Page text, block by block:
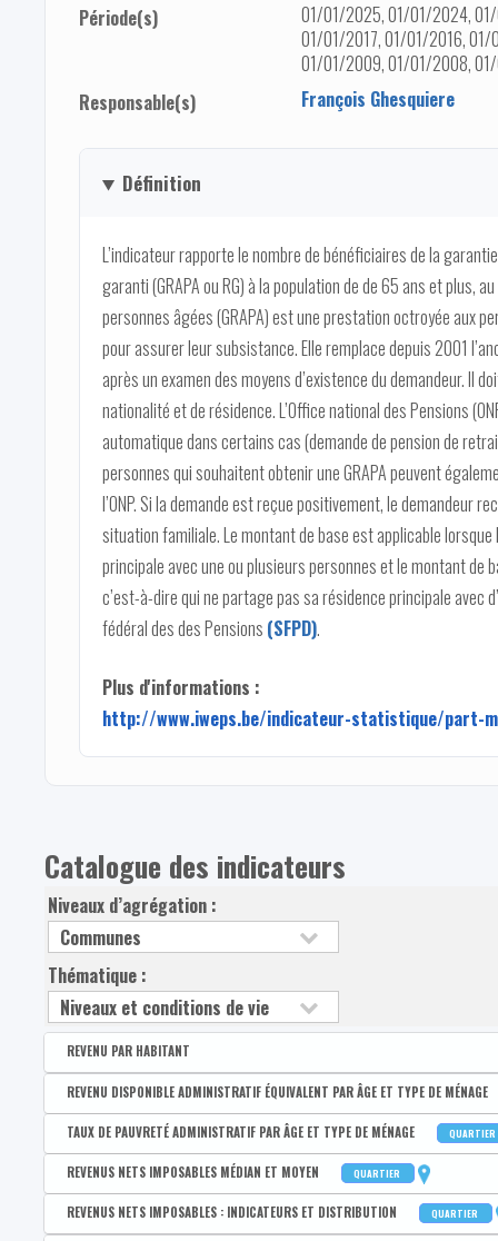
Période(s)
01/01/2025, 01/01/2024,
01/01/2017, 01/01/2016,
01/01/2009, 01/01/2008,
Responsable(s)
François Ghesquiere
Définition
L’indicateur rapporte le nombre de bénéficiaires de la
garanti (GRAPA ou RG) à la population de de 65 ans et plus,
personnes âgées (GRAPA) est une prestation octroyée aux
pour assurer leur subsistance. Elle remplace depuis 2001
après un examen des moyens d’existence du demandeur. Il
nationalité et de résidence. L’Office national des Pensions
automatique dans certains cas (demande de pension de
personnes qui souhaitent obtenir une GRAPA peuvent
l’ONP. Si la demande est reçue positivement, le demandeur
situation familiale. Le montant de base est applicable
principale avec une ou plusieurs personnes et le montant de
c’est-à-dire qui ne partage pas sa résidence principale avec
fédéral des des Pensions (SFPD).
Plus d'informations :
http://www.iweps.be/indicateur-statistique/part-
Catalogue des indicateurs
Niveaux d’agrégation :
Thématique :
REVENU PAR HABITANT
Disponible par :Arrondissement - Province
Revenu disponible par habitant
Revenus primaires par habitant
REVENU DISPONIBLE ADMINISTRATIF ÉQUIVALENT PAR ÂGE ET TYPE DE MÉNAGE
Disponible par :Commune - Arrondissement - Province - Quartier
Médian du revenu administratif disponible équivalent de la
1er quartile du revenu administratif disponible équivalent de
3e quartile du revenu administratif disponible équivalent de
TAUX DE PAUVRETÉ ADMINISTRATIF PAR ÂGE ET TYPE DE MÉNAGE QUARTIER
Disponible par : Commune - Arrondissement - Province - Quartier
Taux de pauvreté administratif de la population
Taux de pauvreté administratif des 0-17 ans
REVENUS NETS IMPOSABLES MÉDIAN ET MOYEN QUARTIER
Disponible par : Commune - Arrondissement - Province - Quartier
REVENUS NETS IMPOSABLES : INDICATEURS ET DISTRIBUTION QUARTIER